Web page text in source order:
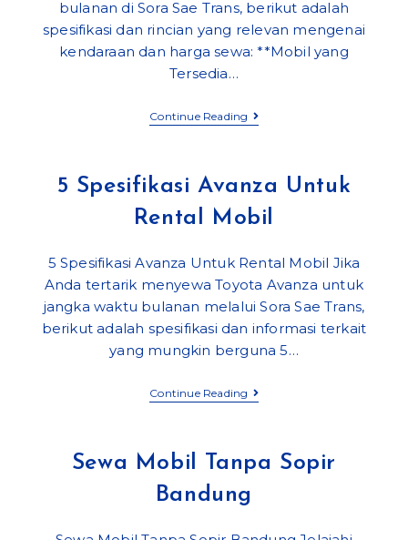
bulanan di Sora Sae Trans, berikut adalah
spesifikasi dan rincian yang relevan mengenai
kendaraan dan harga sewa: **Mobil yang
Tersedia…
Continue Reading Harga
Sewa
Bandung
5 Spesifikasi Avanza Untuk
Rental Mobil
5 Spesifikasi Avanza Untuk Rental Mobil Jika
Anda tertarik menyewa Toyota Avanza untuk
jangka waktu bulanan melalui Sora Sae Trans,
berikut adalah spesifikasi dan informasi terkait
yang mungkin berguna 5…
Continue Reading 5
Spesifikasi
Rental
Mobil
Sewa Mobil Tanpa Sopir
Bandung